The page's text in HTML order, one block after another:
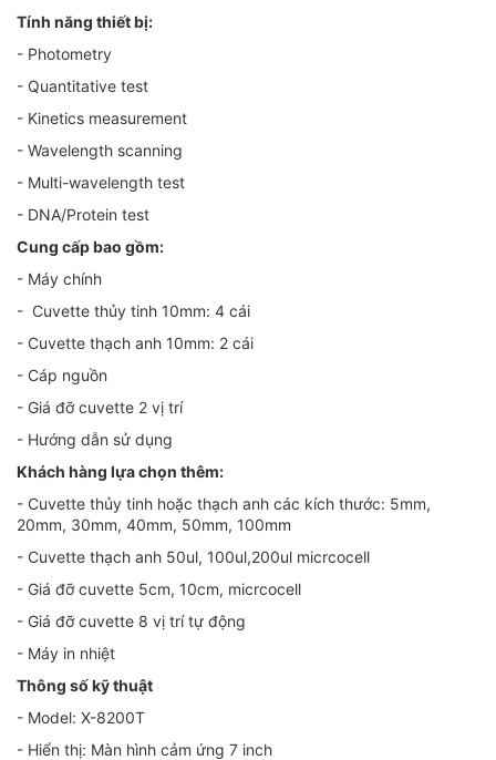
Tính năng thiết bị:
- Photometry
- Quantitative test
- Kinetics measurement
- Wavelength scanning
- Multi-wavelength test
- DNA/Protein test
Cung cấp bao gồm:
- Máy chính
- Cuvette thủy tinh 10mm: 4 cái
- Cuvette thạch anh 10mm: 2 cái
- Cáp nguồn
- Giá đỡ cuvette 2 vị trí
- Hướng dẫn sử dụng
Khách hàng lựa chọn thêm:
- Cuvette thủy tinh hoặc thạch anh các kích thước: 5mm,
20mm, 30mm, 40mm, 50mm, 100mm
- Cuvette thạch anh 50ul, 100ul,200ul micrcocell
- Giá đỡ cuvette 5cm, 10cm, micrcocell
- Giá đỡ cuvette 8 vị trí tự động
- Máy in nhiệt
Thông số kỹ thuật
- Model: X-8200T
- Hiển thị: Màn hình cảm ứng 7 inch